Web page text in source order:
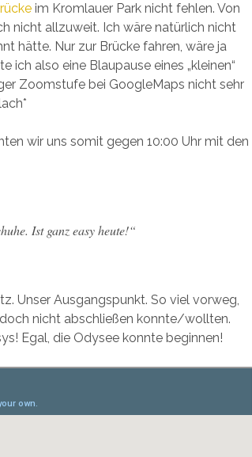
im Kromlauer Park nicht fehlen. Von
nicht allzuweit. Ich wäre natürlich nicht
hätte. Nur zur Brücke fahren, wäre ja
ich also eine Blaupause eines „kleinen“
Zoomstufe bei GoogleMaps nicht sehr
wir uns somit gegen 10:00 Uhr mit den
Ist ganz easy heute!“
Unser Ausgangspunkt. So viel vorweg,
nicht abschließen konnte/wollten.
Egal, die Odysee konnte beginnen!